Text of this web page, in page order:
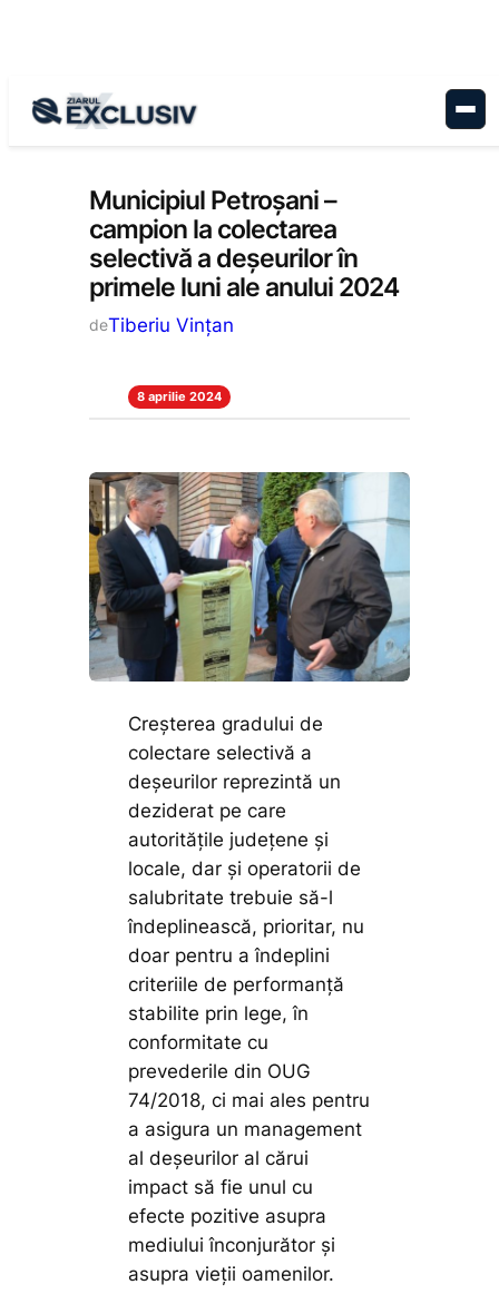
Administrație
Municipiul Petroșani –
campion la colectarea
selectivă a deșeurilor în
primele luni ale anului 2024
deTiberiu Vințan
8 aprilie 2024
Creşterea gradului de
colectare selectivă a
deşeurilor reprezintă un
deziderat pe care
autorităţile judeţene şi
locale, dar şi operatorii de
salubritate trebuie să-l
îndeplinească, prioritar, nu
doar pentru a îndeplini
criteriile de performanță
stabilite prin lege, în
conformitate cu
prevederile din OUG
74/2018, ci mai ales pentru
a asigura un management
al deșeurilor al cărui
impact să fie unul cu
efecte pozitive asupra
mediului înconjurător și
asupra vieții oamenilor.